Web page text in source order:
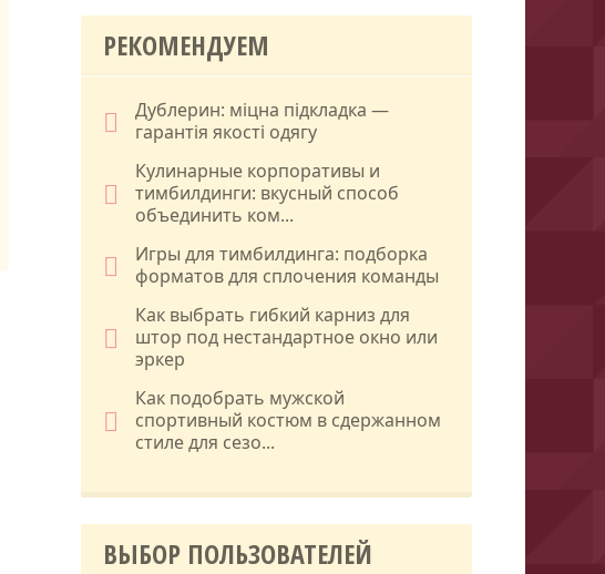
РЕКОМЕНДУЕМ
Дублерин: міцна підкладка —
гарантія якості одягу
Кулинарные корпоративы и
тимбилдинги: вкусный способ
объединить ком...
Игры для тимбилдинга: подборка
форматов для сплочения команды
Как выбрать гибкий карниз для
штор под нестандартное окно или
эркер
Как подобрать мужской
спортивный костюм в сдержанном
стиле для сезо...
ВЫБОР ПОЛЬЗОВАТЕЛЕЙ